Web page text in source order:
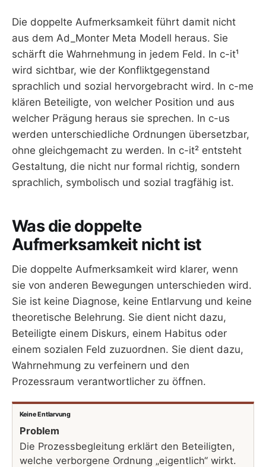
Die doppelte Aufmerksamkeit führt damit nicht
aus dem Ad_Monter Meta Modell heraus. Sie
schärft die Wahrnehmung in jedem Feld. In c-it¹
wird sichtbar, wie der Konfliktgegenstand
sprachlich und sozial hervorgebracht wird. In c-me
klären Beteiligte, von welcher Position und aus
welcher Prägung heraus sie sprechen. In c-us
werden unterschiedliche Ordnungen übersetzbar,
ohne gleichgemacht zu werden. In c-it² entsteht
Gestaltung, die nicht nur formal richtig, sondern
sprachlich, symbolisch und sozial tragfähig ist.
Was die doppelte
Aufmerksamkeit nicht ist
Die doppelte Aufmerksamkeit wird klarer, wenn
sie von anderen Bewegungen unterschieden wird.
Sie ist keine Diagnose, keine Entlarvung und keine
theoretische Belehrung. Sie dient nicht dazu,
Beteiligte einem Diskurs, einem Habitus oder
einem sozialen Feld zuzuordnen. Sie dient dazu,
Wahrnehmung zu verfeinern und den
Prozessraum verantwortlicher zu öffnen.
Keine Entlarvung
Problem
Die Prozessbegleitung erklärt den Beteiligten,
welche verborgene Ordnung „eigentlich“ wirkt.